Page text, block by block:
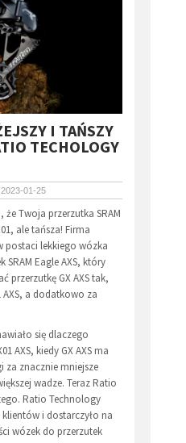
I TAŃSZY
TECHOLOGY
2023-01-25
że Twoja przerzutka SRAM
ale tańsza! Firma
postaci lekkiego wózka
Eagle AXS, który
przerzutkę GX AXS tak,
AXS, a dodatkowo za
się dlaczego
AXS, kiedy GX AXS ma
za znacznie mniejsze
wadze. Teraz Ratio
Ratio Technology
i dostarczyło na
wózek do przerzutek